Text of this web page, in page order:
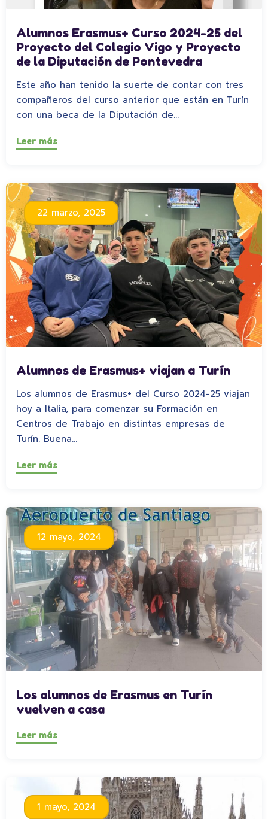
Alumnos Erasmus+ Curso 2024-25 del
Proyecto del Colegio Vigo y Proyecto
de la Diputación de Pontevedra
Este año han tenido la suerte de contar con tres
compañeros del curso anterior que están en Turín
con una beca de la Diputación de…
Leer más
22 marzo, 2025
Alumnos de Erasmus+ viajan a Turín
Los alumnos de Erasmus+ del Curso 2024-25 viajan
hoy a Italia, para comenzar su Formación en
Centros de Trabajo en distintas empresas de
Turín. Buena…
Leer más
12 mayo, 2024
Los alumnos de Erasmus en Turín
vuelven a casa
Leer más
1 mayo, 2024